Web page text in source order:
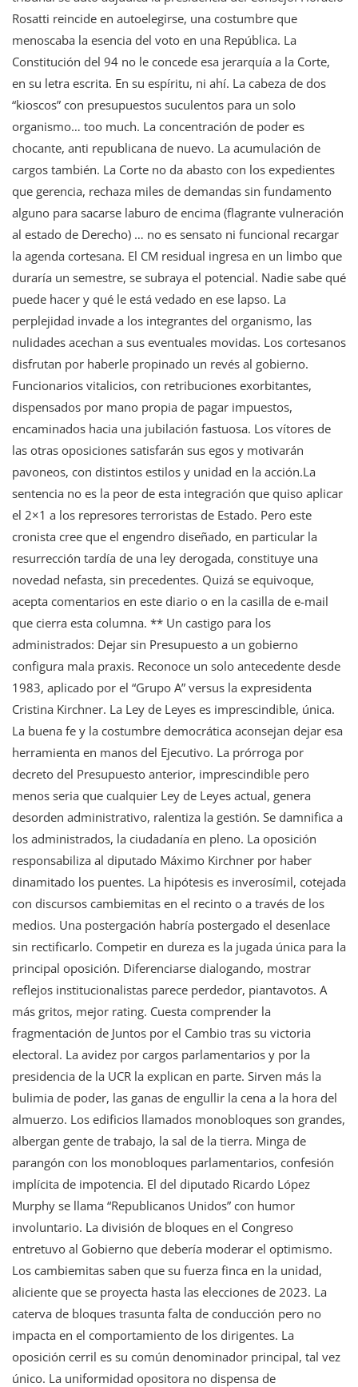
Rosatti reincide en autoelegirse, una costumbre que
menoscaba la esencia del voto en una República. La
Constitución del 94 no le concede esa jerarquía a la Corte,
en su letra escrita. En su espíritu, ni ahí. La cabeza de dos
“kioscos” con presupuestos suculentos para un solo
organismo… too much. La concentración de poder es
chocante, anti republicana de nuevo. La acumulación de
cargos también. La Corte no da abasto con los expedientes
que gerencia, rechaza miles de demandas sin fundamento
alguno para sacarse laburo de encima (flagrante vulneración
al estado de Derecho) … no es sensato ni funcional recargar
la agenda cortesana. El CM residual ingresa en un limbo que
duraría un semestre, se subraya el potencial. Nadie sabe qué
puede hacer y qué le está vedado en ese lapso. La
perplejidad invade a los integrantes del organismo, las
nulidades acechan a sus eventuales movidas. Los cortesanos
disfrutan por haberle propinado un revés al gobierno.
Funcionarios vitalicios, con retribuciones exorbitantes,
dispensados por mano propia de pagar impuestos,
encaminados hacia una jubilación fastuosa. Los vítores de
las otras oposiciones satisfarán sus egos y motivarán
pavoneos, con distintos estilos y unidad en la acción.La
sentencia no es la peor de esta integración que quiso aplicar
el 2×1 a los represores terroristas de Estado. Pero este
cronista cree que el engendro diseñado, en particular la
resurrección tardía de una ley derogada, constituye una
novedad nefasta, sin precedentes. Quizá se equivoque,
acepta comentarios en este diario o en la casilla de e-mail
que cierra esta columna. ** Un castigo para los
administrados: Dejar sin Presupuesto a un gobierno
configura mala praxis. Reconoce un solo antecedente desde
1983, aplicado por el “Grupo A” versus la expresidenta
Cristina Kirchner. La Ley de Leyes es imprescindible, única.
La buena fe y la costumbre democrática aconsejan dejar esa
herramienta en manos del Ejecutivo. La prórroga por
decreto del Presupuesto anterior, imprescindible pero
menos seria que cualquier Ley de Leyes actual, genera
desorden administrativo, ralentiza la gestión. Se damnifica a
los administrados, la ciudadanía en pleno. La oposición
responsabiliza al diputado Máximo Kirchner por haber
dinamitado los puentes. La hipótesis es inverosímil, cotejada
con discursos cambiemitas en el recinto o a través de los
medios. Una postergación habría postergado el desenlace
sin rectificarlo. Competir en dureza es la jugada única para la
principal oposición. Diferenciarse dialogando, mostrar
reflejos institucionalistas parece perdedor, piantavotos. A
más gritos, mejor rating. Cuesta comprender la
fragmentación de Juntos por el Cambio tras su victoria
electoral. La avidez por cargos parlamentarios y por la
presidencia de la UCR la explican en parte. Sirven más la
bulimia de poder, las ganas de engullir la cena a la hora del
almuerzo. Los edificios llamados monobloques son grandes,
albergan gente de trabajo, la sal de la tierra. Minga de
parangón con los monobloques parlamentarios, confesión
implícita de impotencia. El del diputado Ricardo López
Murphy se llama “Republicanos Unidos” con humor
involuntario. La división de bloques en el Congreso
entretuvo al Gobierno que debería moderar el optimismo.
Los cambiemitas saben que su fuerza finca en la unidad,
aliciente que se proyecta hasta las elecciones de 2023. La
caterva de bloques trasunta falta de conducción pero no
impacta en el comportamiento de los dirigentes. La
oposición cerril es su común denominador principal, tal vez
único. La uniformidad opositora no dispensa de